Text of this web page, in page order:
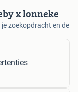
x lonneke
zoekopdracht en de